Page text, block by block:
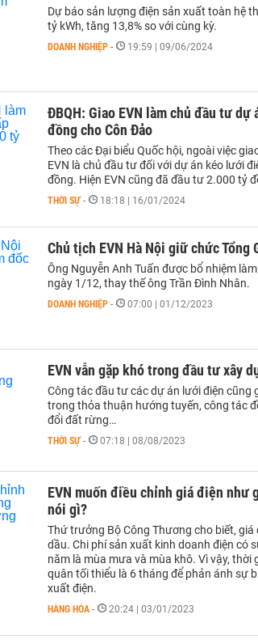
Dự báo sản lượng điện sản xuất toàn hệ
tỷ kWh, tăng 13,8% so với cùng kỳ.
DOANH NGHIỆP - 19:59 | 09/06/2024
ĐBQH: Giao EVN làm chủ đầu tư
đồng cho Côn Đảo
Theo các Đại biểu Quốc hội, ngoài việc
EVN là chủ đầu tư đối với dự án kéo lưới
đồng. Hiện EVN cũng đã đầu tư 2.000 tỷ
THỜI SỰ - 18:18 | 16/01/2024
Chủ tịch EVN Hà Nội giữ chức Tổng
Ông Nguyễn Anh Tuấn được bổ nhiệm
ngày 1/12, thay thế ông Trần Đình Nhân.
DOANH NGHIỆP - 07:00 | 01/12/2023
EVN vẫn gặp khó trong đầu tư xây
Công tác đầu tư các dự án lưới điện cũng
trong thỏa thuận hướng tuyến, công tác
đổi đất rừng…
THỜI SỰ - 07:18 | 08/08/2023
EVN muốn điều chỉnh giá điện như
nói gì?
Thứ trưởng Bộ Công Thương cho biết,
dầu. Chi phí sản xuất kinh doanh điện có
năm là mùa mưa và mùa khô. Vì vậy, thời
quân tối thiểu là 6 tháng để phản ánh sự
xuất điện.
HÀNG HÓA - 20:24 | 03/01/2023